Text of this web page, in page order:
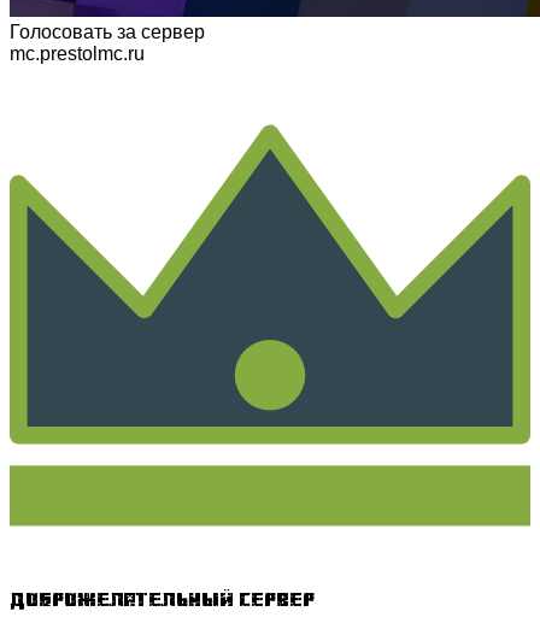
Голосовать за сервер
mc.prestolmc.ru
Доброжелательный сервер